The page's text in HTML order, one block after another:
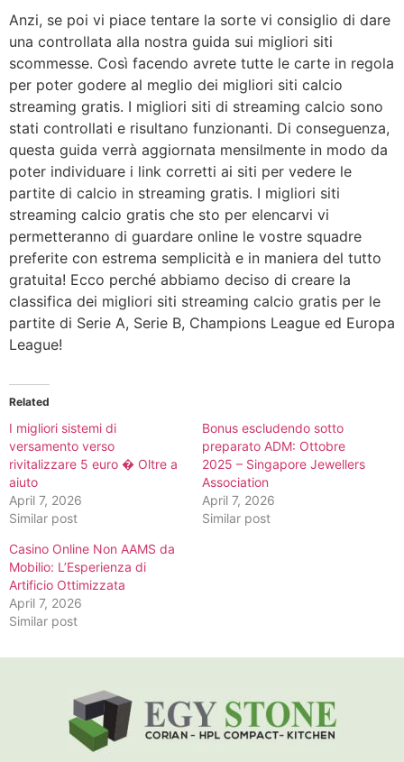
Anzi, se poi vi piace tentare la sorte vi consiglio di dare
una controllata alla nostra guida sui migliori siti
scommesse. Così facendo avrete tutte le carte in regola
per poter godere al meglio dei migliori siti calcio
streaming gratis. I migliori siti di streaming calcio sono
stati controllati e risultano funzionanti. Di conseguenza,
questa guida verrà aggiornata mensilmente in modo da
poter individuare i link corretti ai siti per vedere le
partite di calcio in streaming gratis. I migliori siti
streaming calcio gratis che sto per elencarvi vi
permetteranno di guardare online le vostre squadre
preferite con estrema semplicità e in maniera del tutto
gratuita! Ecco perché abbiamo deciso di creare la
classifica dei migliori siti streaming calcio gratis per le
partite di Serie A, Serie B, Champions League ed Europa
League!
Related
I migliori sistemi di
versamento verso
rivitalizzare 5 euro � Oltre a
aiuto
April 7, 2026
Similar post
Bonus escludendo sotto
preparato ADM: Ottobre
2025 – Singapore Jewellers
Association
April 7, 2026
Similar post
Casino Online Non AAMS da
Mobilio: L’Esperienza di
Artificio Ottimizzata
April 7, 2026
Similar post